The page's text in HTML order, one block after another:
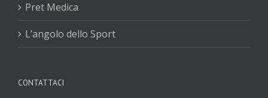
Pret Medica
L’angolo dello Sport
CONTATTACI